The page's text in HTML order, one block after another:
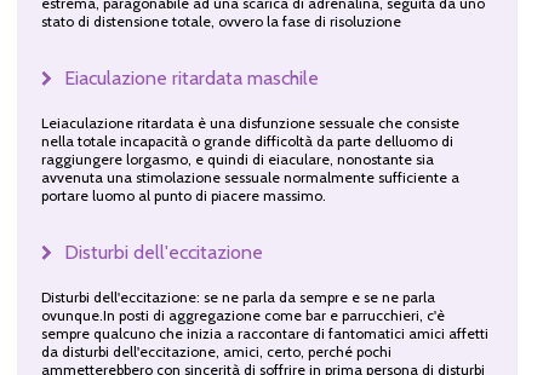
stato di distensione totale, ovvero la fase di risoluzione
Eiaculazione ritardata maschile
Leiaculazione ritardata è una disfunzione sessuale che consiste
nella totale incapacità o grande difficoltà da parte delluomo di
raggiungere lorgasmo, e quindi di eiaculare, nonostante sia
avvenuta una stimolazione sessuale normalmente sufficiente a
portare luomo al punto di piacere massimo.
Disturbi dell'eccitazione
Disturbi dell'eccitazione: se ne parla da sempre e se ne parla
ovunque.In posti di aggregazione come bar e parrucchieri, c'è
sempre qualcuno che inizia a raccontare di fantomatici amici affetti
da disturbi dell'eccitazione, amici, certo, perché pochi
ammetterebbero con sincerità di soffrire in prima persona di disturbi